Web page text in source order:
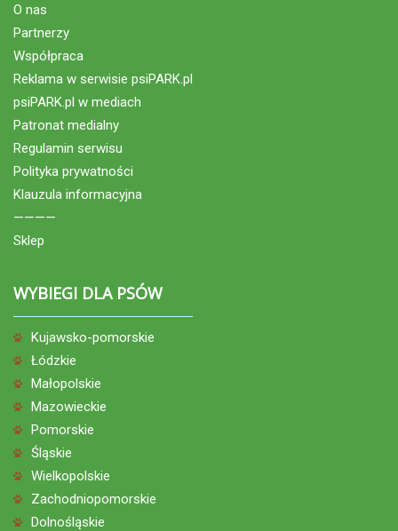
O nas
Partnerzy
Współpraca
Reklama w serwisie psiPARK.pl
psiPARK.pl w mediach
Patronat medialny
Regulamin serwisu
Polityka prywatności
Klauzula informacyjna
————
Sklep
WYBIEGI DLA PSÓW
Kujawsko-pomorskie
Łódzkie
Małopolskie
Mazowieckie
Pomorskie
Śląskie
Wielkopolskie
Zachodniopomorskie
Dolnośląskie